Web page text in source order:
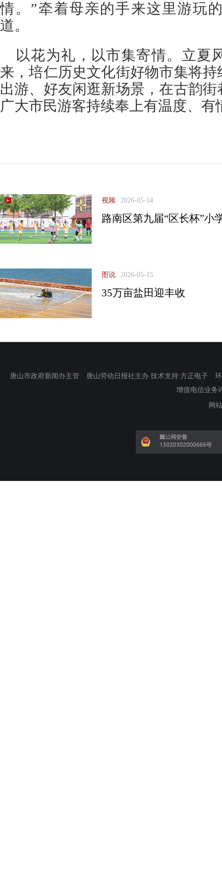
情。”牵着母亲的手来这里游玩
道。
以花为礼，以市集寄情。立夏
来，培仁历史文化街好物市集将
出游、好友闲逛新场景，在古韵
广大市民游客持续奉上有温度、
视频 2026-05-14
路南区第九届“区长杯”小
图说 2026-05-15
35万亩盐田迎丰收
唐山市政府新闻办主管 唐山劳动日报社主办 技术支持:方正电子
增值电信业务
网